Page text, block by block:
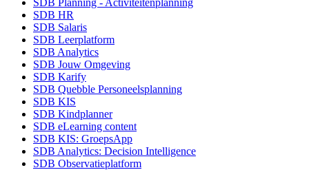
SDB HR
SDB Salaris
SDB Leerplatform
SDB Analytics
SDB Jouw Omgeving
SDB Karify
SDB Quebble Personeelsplanning
SDB KIS
SDB Kindplanner
SDB eLearning content
SDB KIS: GroepsApp
SDB Analytics: Decision Intelligence
SDB Observatieplatform